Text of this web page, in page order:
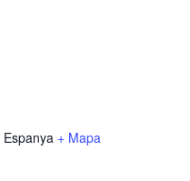
Espanya + Mapa